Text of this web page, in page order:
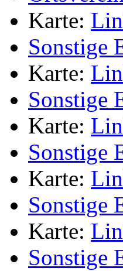
Karte:
Sonstige
Karte:
Sonstige
Karte:
Sonstige
Karte:
Sonstige
Karte:
Sonstige